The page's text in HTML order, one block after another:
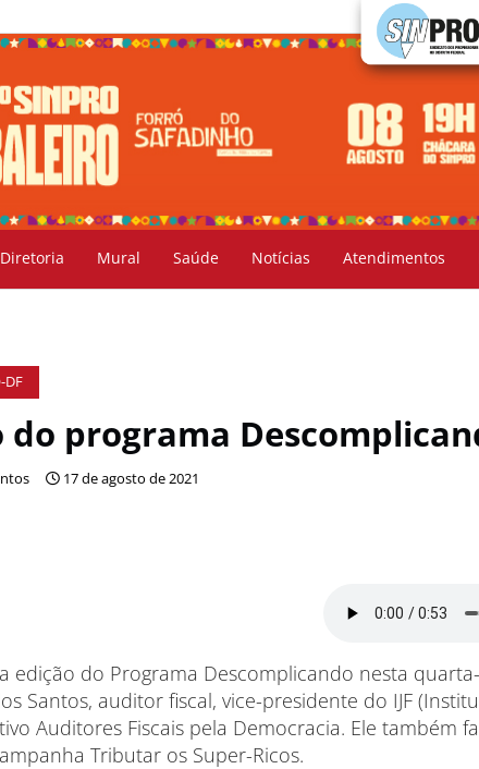
Diretoria Mural Saúde Notícias Atendimentos
DF
do programa
17 de agosto de 2021
edição do Programa Descomplicando nesta
Santos, auditor fiscal, vice-presidente do IJF
Auditores Fiscais pela Democracia. Ele também
Tributar os Super-Ricos.